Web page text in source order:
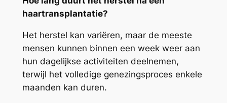
haartransplantatie?
Het herstel kan variëren, maar de meeste
mensen kunnen binnen een week weer aan
hun dagelijkse activiteiten deelnemen,
terwijl het volledige genezingsproces enkele
maanden kan duren.